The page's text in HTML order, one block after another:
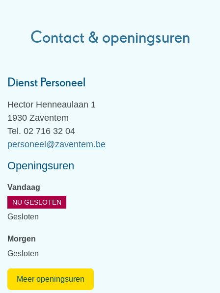
Contact & openingsuren
Dienst Personeel
Adres
Hector Henneaulaan 1
,1930 Zaventem
Tel. 02 716 32 04
E-
personeel @zaventem.be
Openingsuren
Vandaag
NU GESLOTEN
Gesloten
Morgen
Gesloten
Meer openingsuren